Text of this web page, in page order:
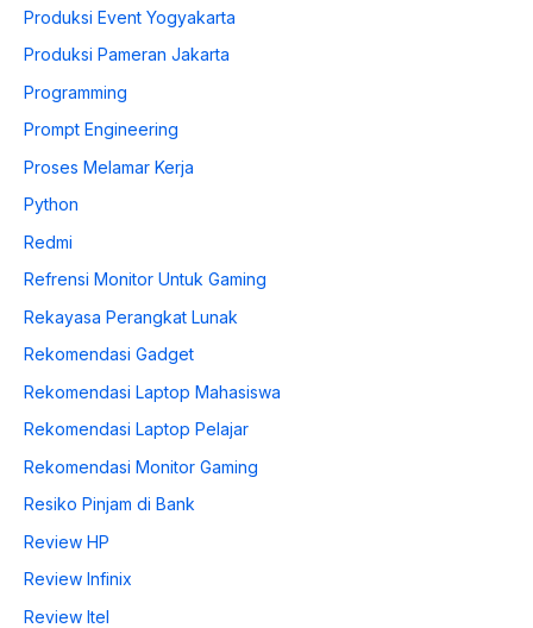
Produksi Event Yogyakarta
Produksi Pameran Jakarta
Programming
Prompt Engineering
Proses Melamar Kerja
Python
Redmi
Refrensi Monitor Untuk Gaming
Rekayasa Perangkat Lunak
Rekomendasi Gadget
Rekomendasi Laptop Mahasiswa
Rekomendasi Laptop Pelajar
Rekomendasi Monitor Gaming
Resiko Pinjam di Bank
Review HP
Review Infinix
Review Itel